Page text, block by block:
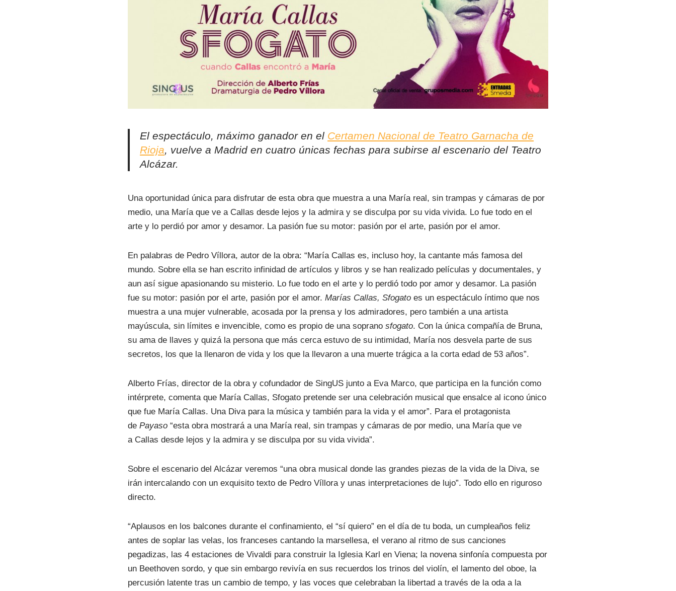
El espectáculo, máximo ganador en el Certamen Nacional de Teatro Garnacha de
Rioja, vuelve a Madrid en cuatro únicas fechas para subirse al escenario del Teatro
Alcázar.
Una oportunidad única para disfrutar de esta obra que muestra a una María real, sin trampas y cámaras de por
medio, una María que ve a Callas desde lejos y la admira y se disculpa por su vida vivida. Lo fue todo en el
arte y lo perdió por amor y desamor. La pasión fue su motor: pasión por el arte, pasión por el amor.
En palabras de Pedro Víllora, autor de la obra: “María Callas es, incluso hoy, la cantante más famosa del
mundo. Sobre ella se han escrito infinidad de artículos y libros y se han realizado películas y documentales, y
aun así sigue apasionando su misterio. Lo fue todo en el arte y lo perdió todo por amor y desamor. La pasión
fue su motor: pasión por el arte, pasión por el amor.Marías Callas,Sfogato es un espectáculo íntimo que nos
muestra a una mujer vulnerable, acosada por la prensa y los admiradores, pero también a una artista
mayúscula, sin límites e invencible, como es propio de una sopranosfogato. Con la única compañía de Bruna,
su ama de llaves y quizá la persona que más cerca estuvo de su intimidad, María nos desvela parte de sus
secretos, los que la llenaron de vida y los que la llevaron a una muerte trágica a la corta edad de 53 años”.
Alberto Frías, director de la obra y cofundador de SingUS junto a Eva Marco, que participa en la función como
intérprete, comenta que María Callas, Sfogato pretende ser una celebración musical que ensalce al icono único
que fue María Callas. Una Diva para la música y también para la vida y el amor”. Para el protagonista
dePayaso “esta obra mostrará a una María real, sin trampas y cámaras de por medio, una María que ve
a Callas desde lejos y la admira y se disculpa por su vida vivida”.
Sobre el escenario del Alcázar veremos “una obra musical donde las grandes piezas de la vida de la Diva, se
irán intercalando con un exquisito texto de Pedro Víllora y unas interpretaciones de lujo”. Todo ello en riguroso
directo.
“Aplausos en los balcones durante el confinamiento, el “sí quiero” en el día de tu boda, un cumpleaños feliz
antes de soplar las velas, los franceses cantando la marsellesa, el verano al ritmo de sus canciones
pegadizas, las 4 estaciones de Vivaldi para construir la Iglesia Karl en Viena; la novena sinfonía compuesta por
un Beethoven sordo, y que sin embargo revivía en sus recuerdos los trinos del violín, el lamento del oboe, la
percusión latente tras un cambio de tempo, y las voces que celebraban la libertad a través de la oda a la